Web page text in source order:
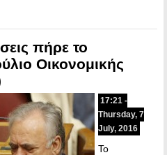
πήρε το
Οικονομικής
17:21 -
Thursday, 7
July, 2016
Το